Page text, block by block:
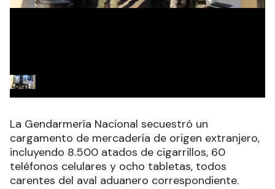
La Gendarmería Nacional secuestró un
cargamento de mercadería de origen extranjero,
incluyendo 8.500 atados de cigarrillos, 60
teléfonos celulares y ocho tabletas, todos
carentes del aval aduanero correspondiente.